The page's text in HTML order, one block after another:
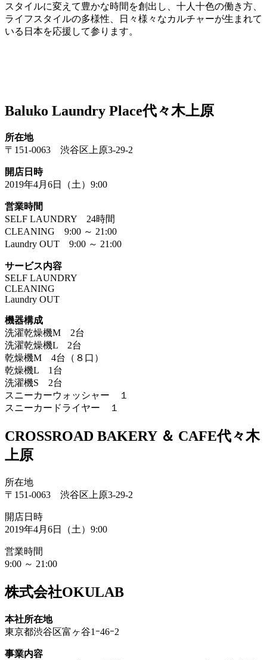
スタイルに変えて豊かな時間を創出し、十人十色の働き方、
ライフスタイルの多様性、日々様々なカルチャーが生まれて
いる日本を応援して参ります。
Baluko Laundry Place代々木上原
所在地
〒151-0063 渋谷区上原3-29-2
開店日時
2019年4月6日（土）9:00
営業時間
SELF LAUNDRY 24時間
CLEANING 9:00 ～ 21:00
Laundry OUT 9:00 ～ 21:00
サービス内容
SELF LAUNDRY
CLEANING
Laundry OUT
機器構成
洗濯乾燥機M 2台
洗濯乾燥機L 2台
乾燥機M 4台（８口）
乾燥機L 1台
洗濯機S 2台
スニーカーウォッシャー １
スニーカードライヤー １
CROSSROAD BAKERY ＆ CAFE代々木
上原
所在地
〒151-0063 渋谷区上原3-29-2
開店日時
2019年4月6日（土）9:00
営業時間
9:00 ～ 21:00
株式会社OKULAB
本社所在地
東京都渋谷区富ヶ谷1ｰ46ｰ2
事業内容